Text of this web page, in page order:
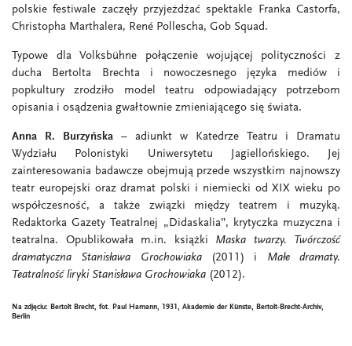
polskie festiwale zaczęły przyjeżdżać spektakle Franka Castorfa,
Christopha Marthalera, René Pollescha, Gob Squad.
Typowe dla Volksbühne połączenie wojującej polityczności z
ducha Bertolta Brechta i nowoczesnego języka mediów i
popkultury zrodziło model teatru odpowiadający potrzebom
opisania i osądzenia gwałtownie zmieniającego się świata.
Anna R. Burzyńska – adiunkt w Katedrze Teatru i Dramatu
Wydziału Polonistyki Uniwersytetu Jagiellońskiego. Jej
zainteresowania badawcze obejmują przede wszystkim najnowszy
teatr europejski oraz dramat polski i niemiecki od XIX wieku po
współczesność, a także związki między teatrem i muzyką.
Redaktorka Gazety Teatralnej „Didaskalia”, krytyczka muzyczna i
teatralna. Opublikowała m.in. książki Maska twarzy. Twórczość
dramatyczna Stanisława Grochowiaka
(2011) i Małe dramaty.
Teatralność liryki Stanisława Grochowiaka (2012).
Na zdjęciu: Bertolt Brecht, fot. Paul Hamann, 1931, Akademie der Künste, Bertolt-Brecht-Archiv,
Berlin